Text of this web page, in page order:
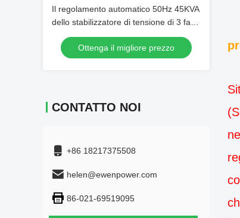
Il regolamento automatico 50Hz 45KVA
dello stabilizzatore di tensione di 3 fasi
AVR ha valutato la capacità
Ottenga il migliore prezzo
CONTATTO NOI
+86 18217375508
helen@ewenpower.com
86-021-69519095